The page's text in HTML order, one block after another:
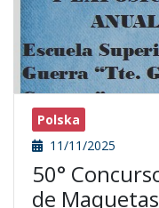
Polska
11/11/2025
50°
de Maquetas